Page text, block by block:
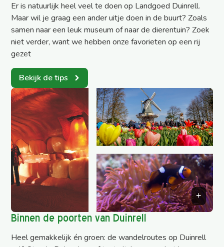
Er is natuurlijk heel veel te doen op Landgoed Duinrell.
Maar wil je graag een ander uitje doen in de buurt? Zoals
samen naar een leuk museum of naar de dierentuin? Zoek
niet verder, want we hebben onze favorieten op een rij
gezet
Bekijk de tips
Binnen de poorten van Duinrell
Heel gemakkelijk én groen: de wandelroutes op Duinrell